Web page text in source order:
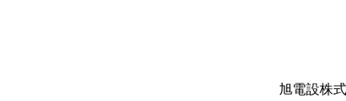
旭電設株